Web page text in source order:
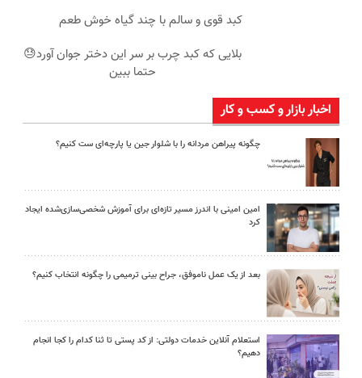
کبد قوی و سالم با چند گیاه خوش طعم
بلایی که کبد چرب بر سر این دختر جوان آورد😓
حتما ببین
اخبار بازار و کسب و کار
چگونه پیراهن مردانه را با شلوار جین یا پارچه‌ای ست کنیم؟
امین امینی با اندرز مسیر تازه‌ای برای آموزش شخصی‌سازی‌شده ایجاد
کرد
بعد از یک عمل ناموفق، جراح بینی ترمیمی را چگونه انتخاب کنیم؟
استعلام آنلاین خدمات دولتی: از کد پستی تا ثنا کدام را کجا انجام
دهیم؟